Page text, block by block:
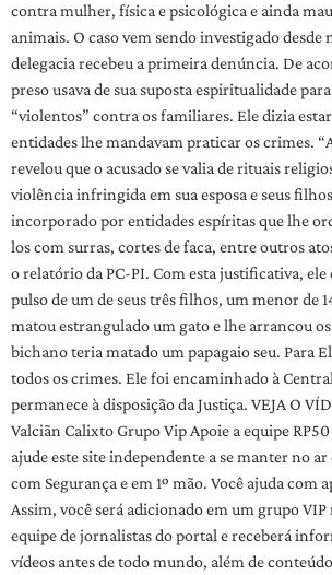
contra mulher, física e psicológica e ainda
animais. O caso vem sendo investigado desde
delegacia recebeu a primeira denúncia. De
preso usava de sua suposta espiritualidade
“violentos” contra os familiares. Ele dizia
entidades lhe mandavam praticar os crimes.
revelou que o acusado se valia de rituais
violência infringida em sua esposa e seus
incorporado por entidades espíritas que lhe
los com surras, cortes de faca, entre outros
o relatório da PC-PI. Com esta justificativa,
pulso de um de seus três filhos, um menor de
matou estrangulado um gato e lhe arrancou
bichano teria matado um papagaio seu. Para
todos os crimes. Ele foi encaminhado à
permanece à disposição da Justiça. VEJA O
Valciãn Calixto Grupo Vip Apoie a equipe
ajude este site independente a se manter no
com Segurança e em 1º mão. Você ajuda com
Assim, você será adicionado em um grupo
equipe de jornalistas do portal e receberá
vídeos antes de todo mundo, além de